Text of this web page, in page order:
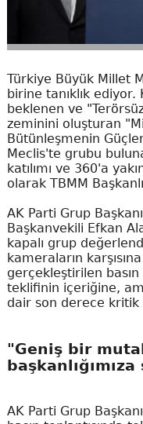
Türkiye Büyük Millet
birine tanıklık
beklenen ve
zeminini oluşturan
Bütünleşmenin
Meclis'te grubu
katılımı ve 360'a
olarak TBMM
AK Parti Grup
Başkanvekili Efkan
kapalı grup
kameraların
gerçekleştirilen
teklifinin içeriğine,
dair son derece kritik
"Geniş bir
AK Parti Grup